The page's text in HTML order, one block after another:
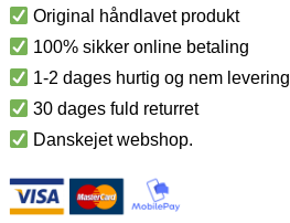
Original håndlavet produkt
100% sikker online betaling
1-2 dages hurtig og nem levering
30 dages fuld returret
Danskejet webshop.